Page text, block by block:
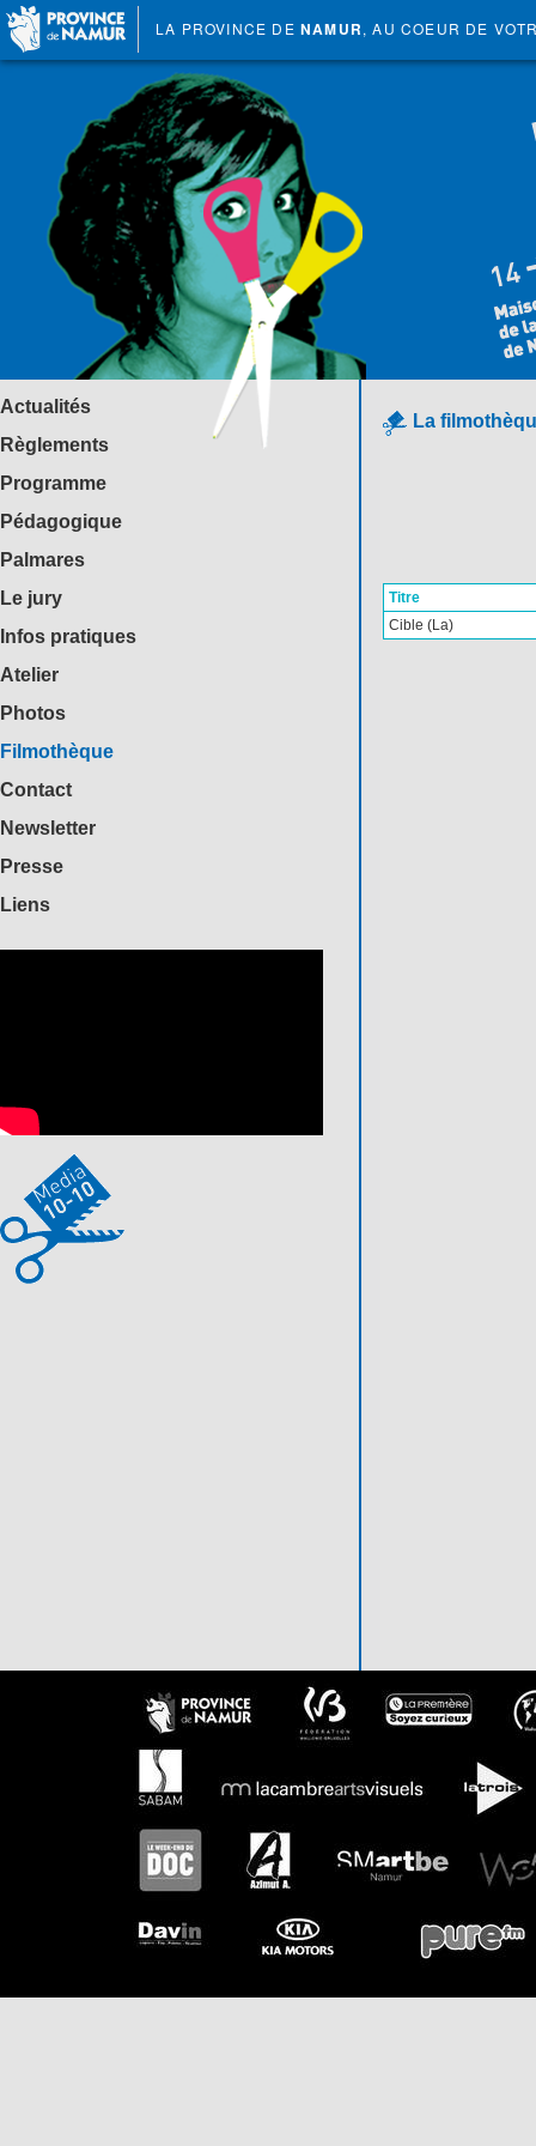
LA PROVINCE DE NAMUR, AU COEUR DE
Actualités
Règlements
Programme
Pédagogique
Palmares
Le jury
Infos pratiques
Atelier
Photos
Filmothèque
Contact
Newsletter
Presse
Liens
La
Titre
Cible (La)